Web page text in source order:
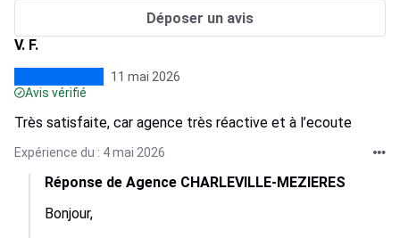
Déposer un avis
V. F.
11 mai 2026
Avis vérifié
Très satisfaite, car agence très réactive et à l’ecoute
Expérience du : 4 mai 2026
Réponse de Agence CHARLEVILLE-MEZIERES
Bonjour,